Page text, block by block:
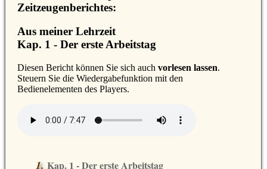
Zeitzeugenberichtes:
Aus meiner Lehrzeit
Kap. 1 - Der erste Arbeitstag
Diesen Bericht können Sie sich auch vorlesen lassen.
Steuern Sie die Wiedergabefunktion mit den
Bedienelementen des Players.
Kap. 1 - Der erste Arbeitstag